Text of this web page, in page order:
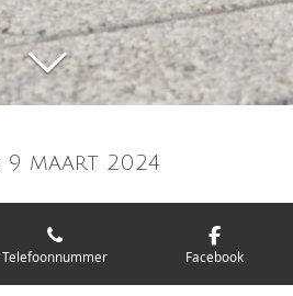
maart 2024
Photography
Telefoonnummer Facebook